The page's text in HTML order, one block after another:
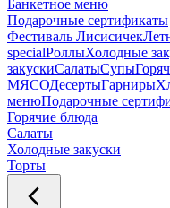
Банкетное меню
Подарочные сертификаты
Фестиваль Лисисичек
specialРоллыХолодные
закускиСалатыСупы
МЯСОДесертыГарниры
менюПодарочные
Горячие блюда
Салаты
Холодные закуски
Торты